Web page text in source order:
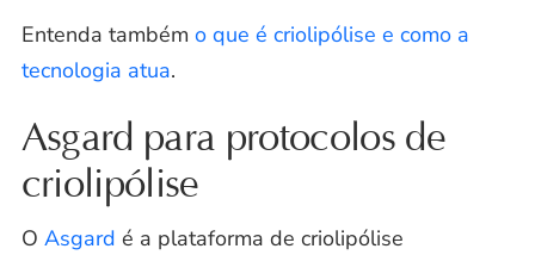
Entenda também o que é criolipólise e como a
tecnologia atua.
Asgard para protocolos de
criolipólise
O Asgard é a plataforma de criolipólise